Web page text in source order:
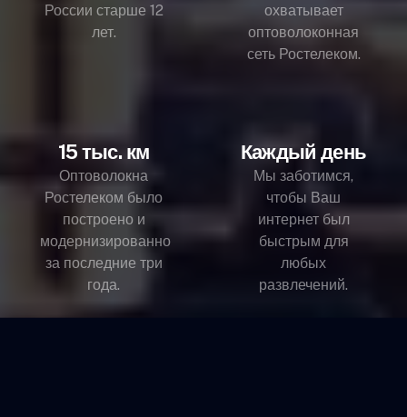
России старше 12
лет.
охватывает
оптоволоконная
сеть Ростелеком.
15 тыс. км
Оптоволокна
Ростелеком было
построено и
модернизированно
за последние три
года.
Каждый день
Мы заботимся,
чтобы Ваш
интернет был
быстрым для
любых
развлечений.